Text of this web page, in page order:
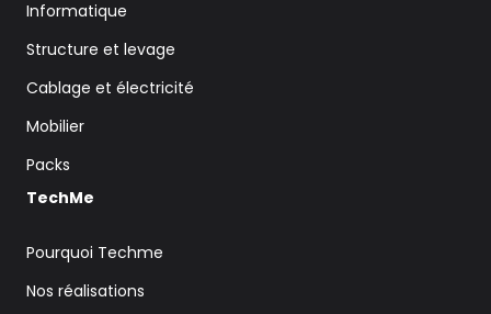
Informatique
Structure et levage
Cablage et électricité
Mobilier
Packs
TechMe
Pourquoi Techme
Nos réalisations